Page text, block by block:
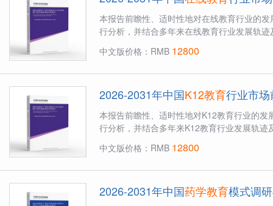
本报告前瞻性、适时性地对在线教育行业的
行分析，并结合多年来在线教育行业发展轨
中文版价格：RMB 12800
2026-2031年中国K12教育行业市
本报告前瞻性、适时性地对K12教育行业的
行分析，并结合多年来K12教育行业发展轨
中文版价格：RMB 12800
2026-2031年中国药学教育模式调